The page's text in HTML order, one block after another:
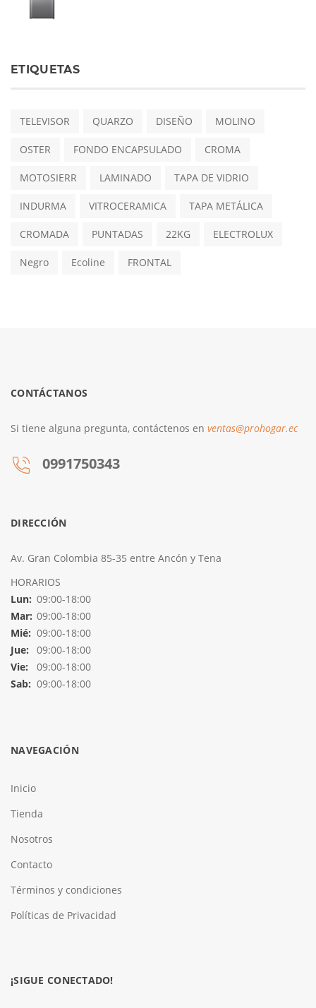
ETIQUETAS
TELEVISOR QUARZO DISEÑO MOLINO
OSTER FONDO ENCAPSULADO CROMA
MOTOSIERR LAMINADO TAPA DE VIDRIO
INDURMA VITROCERAMICA TAPA METÁLICA
CROMADA PUNTADAS 22KG ELECTROLUX
Negro Ecoline FRONTAL
CONTÁCTANOS
Si tiene alguna pregunta, contáctenos en ventas@prohogar.ec
0991750343
DIRECCIÓN
Av. Gran Colombia 85-35 entre Ancón y Tena
HORARIOS
Lun: 09:00-18:00
Mar: 09:00-18:00
Mié: 09:00-18:00
Jue:
09:00-18:00
Vie:
09:00-18:00
Sab: 09:00-18:00
NAVEGACIÓN
Inicio
Tienda
Nosotros
Contacto
Términos y condiciones
Políticas de Privacidad
¡SIGUE CONECTADO!